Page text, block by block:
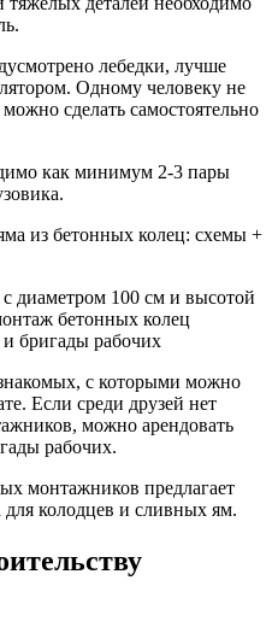
лебедки, лучше
Одному человеку не
сделать самостоятельно
как минимум 2-3 пары
диаметром 100 см и высотой
бетонных колец
бригады рабочих
с которыми можно
Если среди друзей нет
можно арендовать
рабочих.
монтажников предлагает
колодцев и сливных ям.